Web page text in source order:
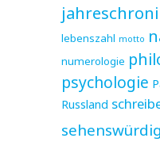
lebenszahl motto
numerologie
psychologie
Russland